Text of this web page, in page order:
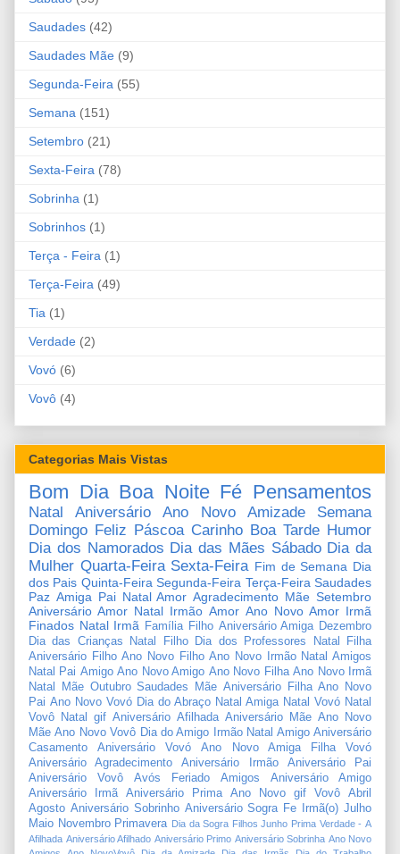
Saudades (42)
Saudades Mãe (9)
Segunda-Feira (55)
Semana (151)
Setembro (21)
Sexta-Feira (78)
Sobrinha (1)
Sobrinhos (1)
Terça - Feira (1)
Terça-Feira (49)
Tia (1)
Verdade (2)
Vovó (6)
Vovô (4)
Categorias Mais Vistas
Bom Dia Boa Noite Fé Pensamentos
Natal Aniversário Ano Novo Amizade
Semana
Domingo Feliz Páscoa Carinho Boa Tarde Humor
Dia dos Namorados Dia das Mães Sábado Dia da
Mulher Quarta-Feira Sexta-Feira Fim de Semana Dia
dos Pais Quinta-Feira Segunda-Feira Terça-Feira Saudades
Paz Amiga Pai Natal Amor Agradecimento Mãe Setembro
Aniversário Amor Natal Irmão Amor Ano Novo Amor Irmã
Finados Natal Irmã Família Filho Aniversário Amiga Dezembro
Dia das Crianças
Natal Filho Dia dos Professores
Natal Filha
Aniversário Filho Ano Novo Filho Ano Novo Irmão Natal Amigos
Natal Pai Amigo Ano Novo Amigo Ano Novo Filha Ano Novo Irmã
Natal Mãe Outubro Saudades Mãe Aniversário Filha Ano Novo
Pai Ano Novo Vovó Dia do Abraço Natal Amiga Natal Vovó Natal
Vovô
Natal gif Aniversário Afilhada Aniversário Mãe Ano Novo
Mãe Ano Novo Vovô Dia do Amigo Irmão Natal Amigo Aniversário
Casamento
Aniversário Vovó Ano Novo Amiga Filha
Vovó
Aniversário Agradecimento
Aniversário Irmão
Aniversário Pai
Aniversário Vovô
Avós Feriado Amigos
Aniversário Amigo
Aniversário Irmã
Aniversário Prima Ano Novo gif Vovô
Abril
Agosto Aniversário Sobrinho Aniversário Sogra Fe Irmã(o) Julho
Maio Novembro Primavera Dia da Sogra Filhos Junho Prima Verdade - A
Afilhada Aniversário Afilhado Aniversário Primo Aniversário Sobrinha Ano Novo